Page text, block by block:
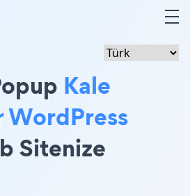
Kale
WordPress
Sitenize